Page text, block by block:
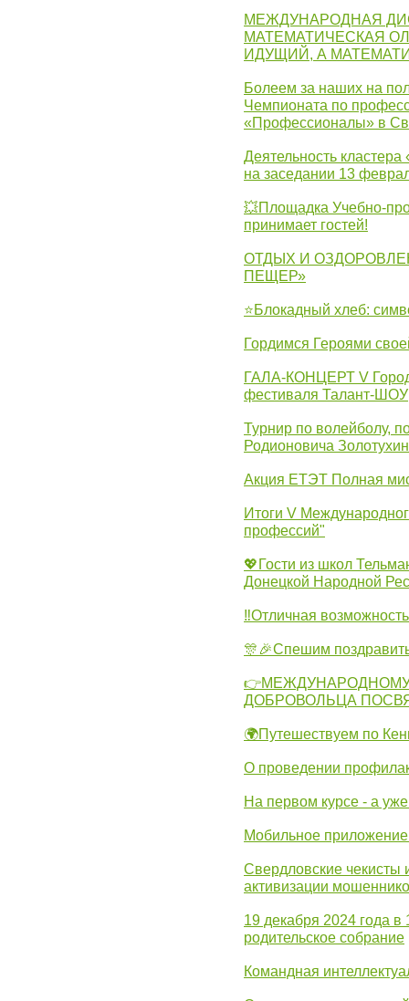
МЕЖДУНАРОДНАЯ
МАТЕМАТИЧЕСКАЯ
ИДУЩИЙ, А
Болеем за наших на
Чемпионата по
«Профессионалы» в
Деятельность
на заседании 13
💥Площадка Учебно-
принимает гостей!
ОТДЫХ И
ПЕЩЕР»
⭐Блокадный хлеб:
Гордимся Героями
ГАЛА-КОНЦЕРТ V
фестиваля Талант-ШОУ
Турнир по волейболу,
Родионовича
Акция ЕТЭТ Полная
Итоги V
профессий"
💖Гости из школ
Донецкой Народной
‼Отличная
🎊🎉Спешим
ДОБРОВОЛЬЦА
🌍Путешествуем по
О проведении
На первом курсе - а
Мобильное
Свердловские
активизации
19 декабря 2024 года
родительское собрание
Командная